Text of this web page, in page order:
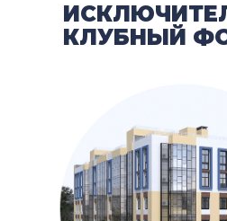
КЛУБНЫЙ